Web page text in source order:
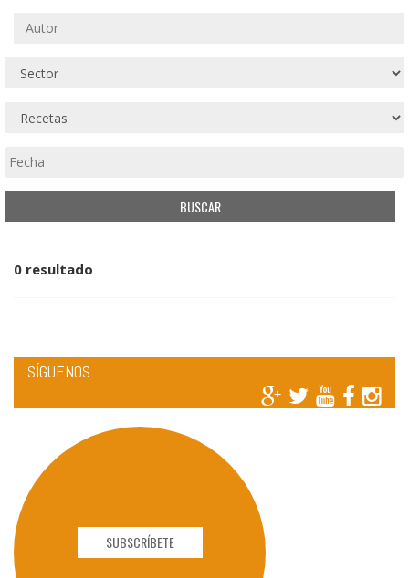
0 resultado
SÍGUENOS
SUBSCRÍBETE